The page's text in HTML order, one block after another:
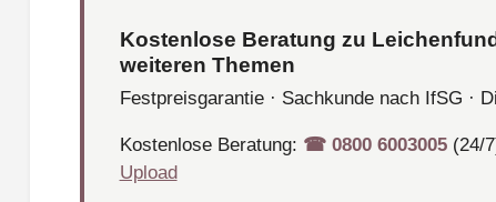
Kostenlose Beratung zu
weiteren Themen
Festpreisgarantie · Sachkunde nach IfSG ·
Kostenlose Beratung: ☎︎ 0800 6003005(24/
Upload